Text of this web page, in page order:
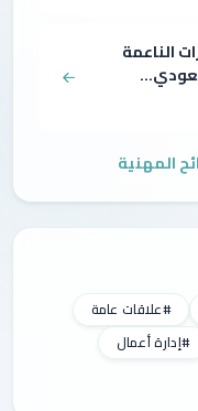
الناعمة
المهنية
#علاقات عامة
#إدارة أعمال